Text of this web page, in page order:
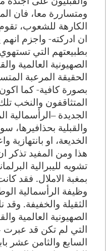
ومتساررة معا، فان
الكارهة للشعوب،
ان ادركته- واجزم
بطبيعتهم التي تستهوي
الصهيونية العالمية
الحقيقة المرعبة
بصورة كافية- كما
المتثاقفون والنخب
الجديدة –الرأسمالية
والقبلية
الخديعة، او بانتهازية
هذا ومن المفيد تذكر
تشويه لليبرالية
بمغبة الاملال. فقد كانت
وظيفة الرأسمالية
الثقيلة والخفيفة. وقد
الصهيونية العالمية
التي لم تكن قد
السابع والثامن عشر